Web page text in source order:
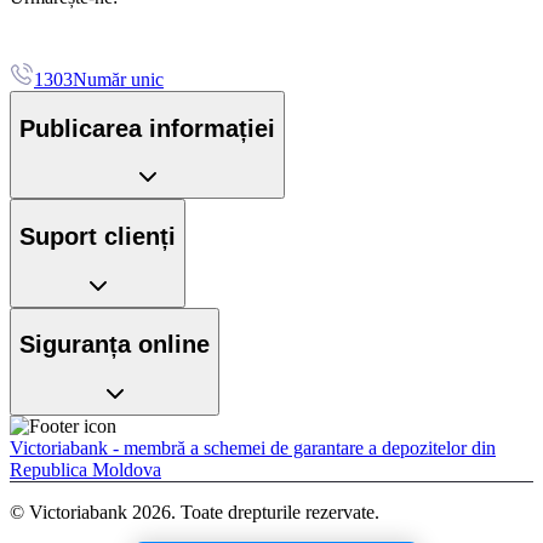
1303Număr unic
Publicarea informației
Suport clienți
Siguranța online
Victoriabank - membră a schemei de garantare a depozitelor din
Republica Moldova
© Victoriabank 2026. Toate drepturile rezervate.